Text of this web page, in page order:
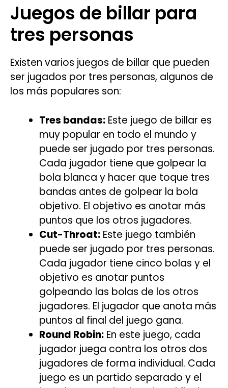
Juegos de billar para
tres personas
Existen varios juegos de billar que pueden
ser jugados por tres personas, algunos de
los más populares son:
Tres bandas: Este juego de billar es
muy popular en todo el mundo y
puede ser jugado por tres personas.
Cada jugador tiene que golpear la
bola blanca y hacer que toque tres
bandas antes de golpear la bola
objetivo. El objetivo es anotar más
puntos que los otros jugadores.
Cut-Throat: Este juego también
puede ser jugado por tres personas.
Cada jugador tiene cinco bolas y el
objetivo es anotar puntos
golpeando las bolas de los otros
jugadores. El jugador que anota más
puntos al final del juego gana.
Round Robin: En este juego, cada
jugador juega contra los otros dos
jugadores de forma individual. Cada
juego es un partido separado y el